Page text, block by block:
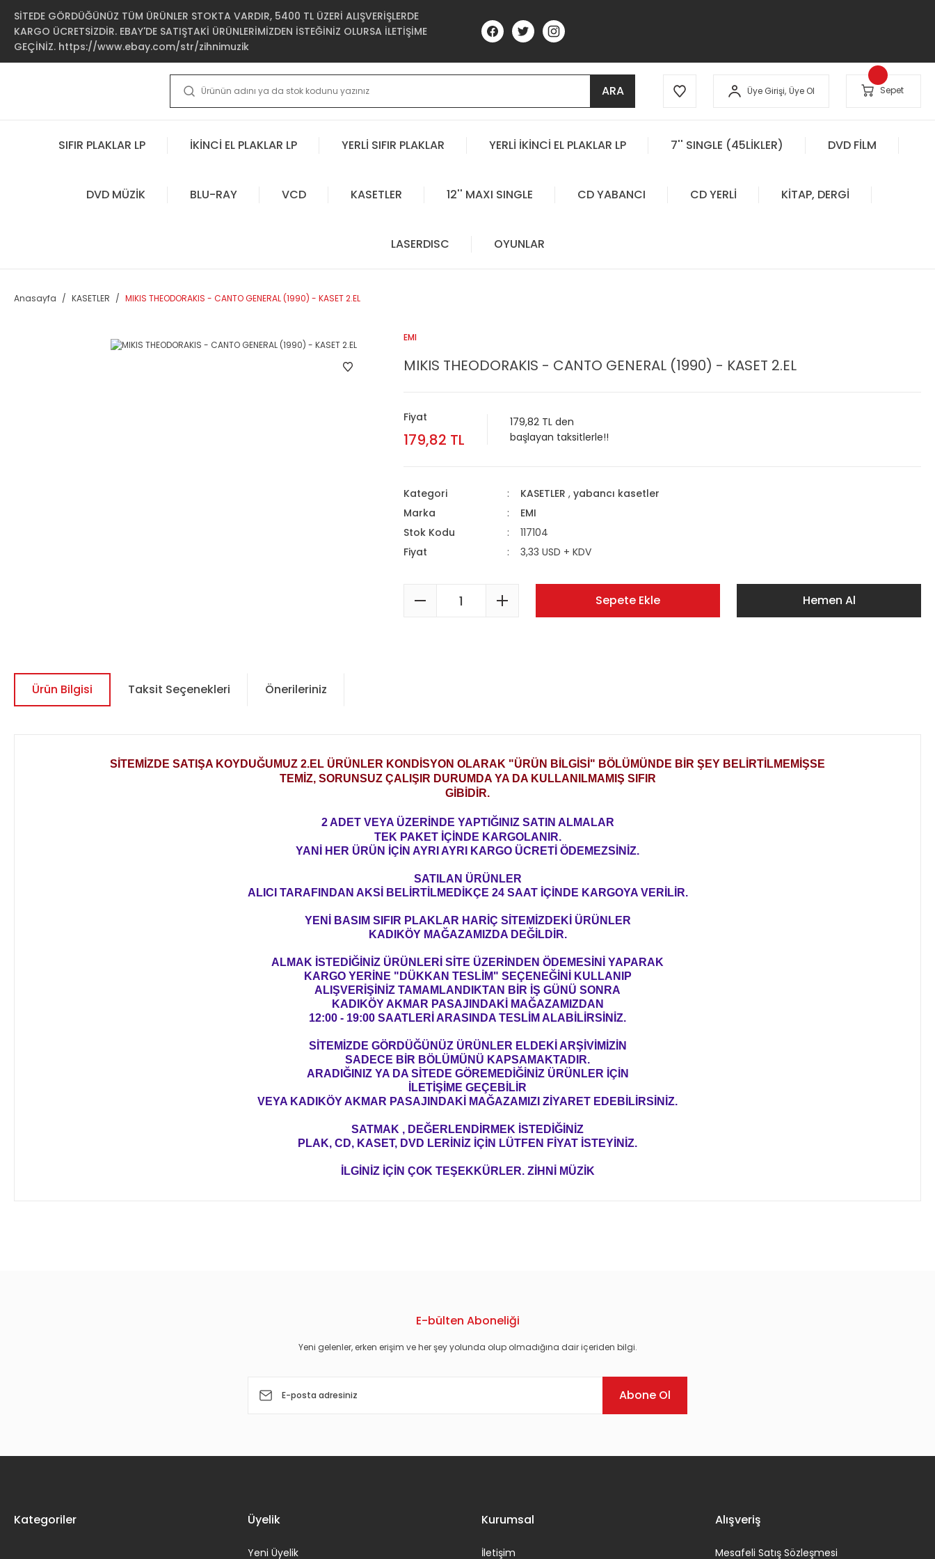
SİTEDE GÖRDÜĞÜNÜZ TÜM ÜRÜNLER STOKTA VARDIR, 5400 TL ÜZERİ ALIŞVERİŞLERDE
KARGO ÜCRETSİZDİR. EBAY'DE SATIŞTAKİ ÜRÜNLERİMİZDEN İSTEĞİNİZ OLURSA İLETİŞİME
GEÇİNİZ. https://www.ebay.com/str/zihnimuzik
ARA Üye Girişi, Üye Ol Sepet
SIFIR PLAKLAR LP İKİNCİ EL PLAKLAR LP YERLİ SIFIR PLAKLAR YERLİ İKİNCİ EL PLAKLAR LP 7'' SINGLE (45LİKLER) DVD FİLM
DVD MÜZİK BLU-RAY VCD KASETLER 12'' MAXI SINGLE CD YABANCI CD YERLİ KİTAP, DERGİ
LASERDISC OYUNLAR
Anasayfa KASETLER MIKIS THEODORAKIS - CANTO GENERAL (1990) - KASET 2.EL
EMI
MIKIS THEODORAKIS - CANTO GENERAL (1990) - KASET 2.EL
Fiyat
179,82 TL
179,82 TL den
başlayan taksitlerle!!
Kategori KASETLER , yabancı kasetler
Marka
EMI
Stok Kodu
117104
Fiyat
3,33 USD + KDV
Sepete Ekle Hemen Al
Ürün Bilgisi Taksit Seçenekleri Önerileriniz
SİTEMİZDE SATIŞA KOYDUĞUMUZ 2.EL ÜRÜNLER KONDİSYON OLARAK "ÜRÜN BİLGİSİ" BÖLÜMÜNDE BİR ŞEY BELİRTİLMEMİŞSE
TEMİZ, SORUNSUZ ÇALIŞIR DURUMDA YA DA KULLANILMAMIŞ SIFIR
GİBİDİR.
2 ADET VEYA ÜZERİNDE YAPTIĞINIZ SATIN ALMALAR
TEK PAKET İÇİNDE KARGOLANIR.
YANİ HER ÜRÜN İÇİN AYRI AYRI KARGO ÜCRETİ ÖDEMEZSİNİZ.
SATILAN ÜRÜNLER
ALICI TARAFINDAN AKSİ BELİRTİLMEDİKÇE 24 SAAT İÇİNDE KARGOYA VERİLİR.
YENİ BASIM SIFIR PLAKLAR HARİÇ SİTEMİZDEKİ ÜRÜNLER
KADIKÖY MAĞAZAMIZDA DEĞİLDİR.
ALMAK İSTEDİĞİNİZ ÜRÜNLERİ SİTE ÜZERİNDEN ÖDEMESİNİ YAPARAK
KARGO YERİNE "DÜKKAN TESLİM" SEÇENEĞİNİ KULLANIP
ALIŞVERİŞİNİZ TAMAMLANDIKTAN BİR İŞ GÜNÜ SONRA
KADIKÖY AKMAR PASAJINDAKİ MAĞAZAMIZDAN
12:00 - 19:00 SAATLERİ ARASINDA TESLİM ALABİLİRSİNİZ.
SİTEMİZDE GÖRDÜĞÜNÜZ ÜRÜNLER ELDEKİ ARŞİVİMİZİN
SADECE BİR BÖLÜMÜNÜ KAPSAMAKTADIR.
ARADIĞINIZ YA DA SİTEDE GÖREMEDİĞİNİZ ÜRÜNLER İÇİN
İLETİŞİME GEÇEBİLİR
VEYA KADIKÖY AKMAR PASAJINDAKİ MAĞAZAMIZI ZİYARET EDEBİLİRSİNİZ.
SATMAK , DEĞERLENDİRMEK İSTEDİĞİNİZ
PLAK, CD, KASET, DVD LERİNİZ İÇİN LÜTFEN FİYAT İSTEYİNİZ.
İLGİNİZ İÇİN ÇOK TEŞEKKÜRLER. ZİHNİ MÜZİK
E-bülten Aboneliği
Yeni gelenler, erken erişim ve her şey yolunda olup olmadığına dair içeriden bilgi.
Abone Ol
Kategoriler Üyelik
Yeni Üyelik
Kurumsal
İletişim
Alışveriş
Mesafeli Satış Sözleşmesi